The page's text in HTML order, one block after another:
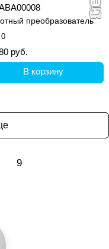
преобразователь
0
руб.
В корзину
9